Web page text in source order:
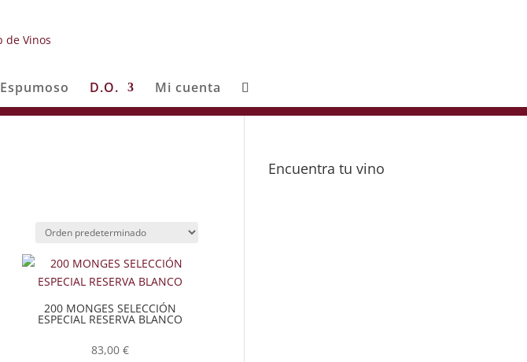
Espumoso D.O. Mi cuenta
200 MONGES SELECCIÓN
ESPECIAL RESERVA BLANCO
83,00 €
Encuentra tu vino